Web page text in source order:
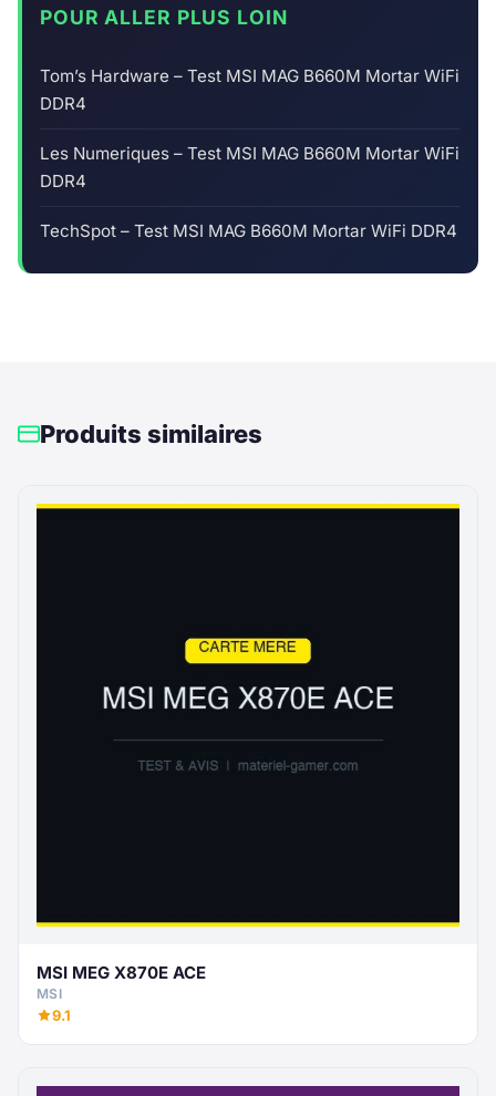
POUR ALLER PLUS LOIN
Tom’s Hardware – Test MSI MAG B660M Mortar WiFi
DDR4
Les Numeriques – Test MSI MAG B660M Mortar WiFi
DDR4
TechSpot – Test MSI MAG B660M Mortar WiFi DDR4
Produits similaires
MSI MEG X870E ACE
MSI
9.1